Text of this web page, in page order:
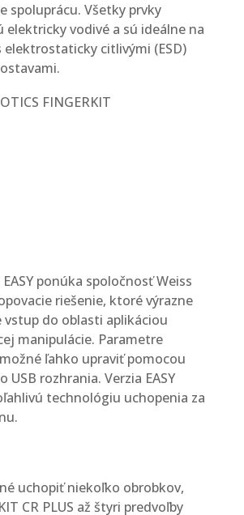
spoluprácu. Všetky prvky
elektricky vodivé a sú ideálne na
elektrostaticky citlivými (ESD)
EASY ponúka spoločnosť Weiss
riešenie, ktoré výrazne
do oblasti aplikáciou
manipulácie. Parametre
ľahko upraviť pomocou
USB rozhrania. Verzia EASY
technológiu uchopenia za
uchopiť niekoľko obrobkov,
CR PLUS až štyri predvoľby